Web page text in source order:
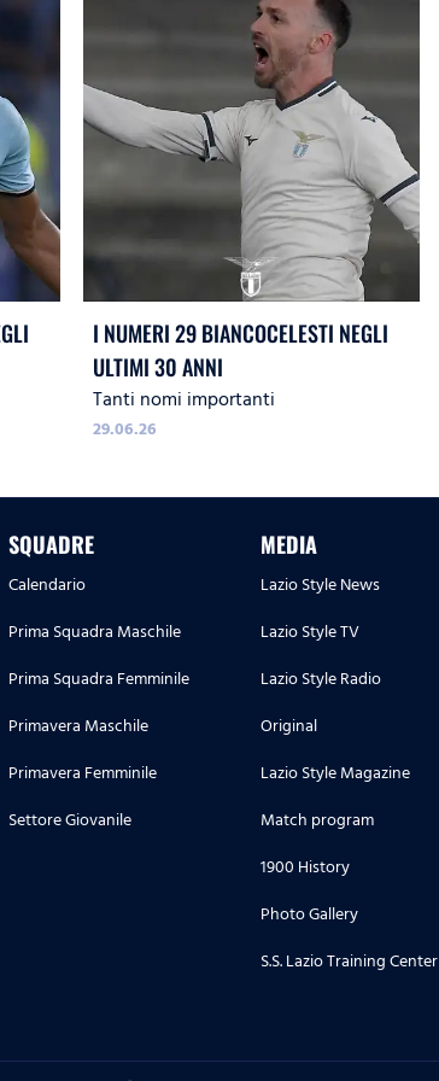
I NUMERI 29 BIANCOCELESTI NEGLI
ULTIMI 30 ANNI
Tanti nomi importanti
29.06.26
SQUADRE
Calendario
Prima Squadra Maschile
Prima Squadra Femminile
Primavera Maschile
Primavera Femminile
Settore Giovanile
MEDIA
Lazio Style News
Lazio Style TV
Lazio Style Radio
Original
Lazio Style Magazine
Match program
1900 History
Photo Gallery
S.S. Lazio Training Center